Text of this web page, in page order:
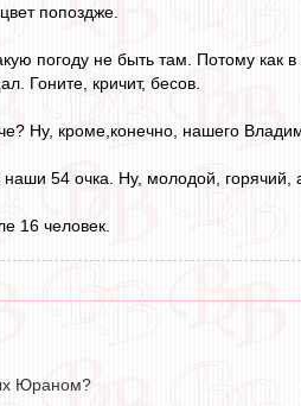
попоздже.
погоду не быть там. Потому как
Гоните, кричит, бесов.
Ну, кроме,конечно, нашего
54 очка. Ну, молодой, горячий,
16 человек.
Юраном?